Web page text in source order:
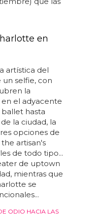
en
artística del
selfie, con
la
el adyacente
hasta
la ciudad, la
opciones de
artisan's
de todo tipo...
de uptown
mientras que
se
ODIO HACIA LAS